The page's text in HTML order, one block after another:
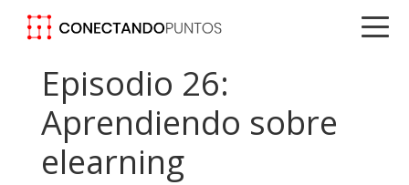
Saltar
navegación
principal
Saltar
principal
Saltar
lateral
principal
Episodio 26:
Aprendiendo sobre
elearning